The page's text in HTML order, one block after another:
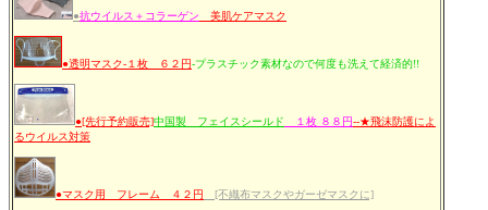
●抗ウイルス＋コラーゲン 美肌ケアマスク
●透明マスク-１枚 ６２円-プラスチック素材なので何度も洗えて経済的!!
●[先行予約販売]中国製 フェイスシールド １枚 ８８円--★飛沫防護によ
るウイルス対策
●マスク用 フレーム ４２円 [不織布マスクやガーゼマスクに]